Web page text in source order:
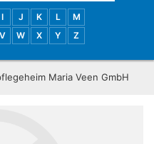
I J K L
M
V W X Y Z
Maria Veen GmbH